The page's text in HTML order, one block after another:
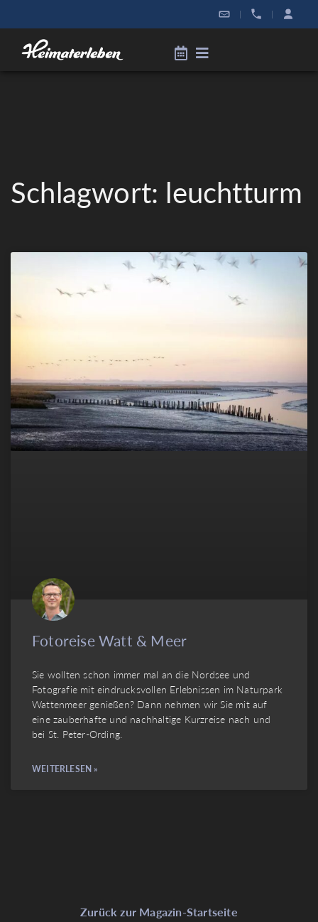
| |
Schlagwort: leuchtturm
Fotoreise Watt & Meer
Sie wollten schon immer mal an die Nordsee und
Fotografie mit eindrucksvollen Erlebnissen im Naturpark
Wattenmeer genießen? Dann nehmen wir Sie mit auf
eine zauberhafte und nachhaltige Kurzreise nach und
bei St. Peter-Ording.
WEITERLESEN »
Zurück zur Magazin-Startseite